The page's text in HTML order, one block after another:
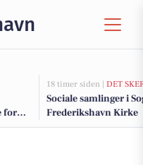
for
18 timer siden | DET
Sociale samlinger i
Frederikshavn Kirke